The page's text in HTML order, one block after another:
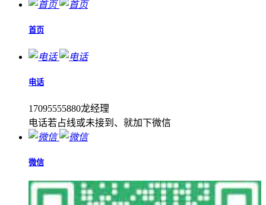
首页
电话
17095555880龙经理
电话若占线或未接到、就加下微信
微信